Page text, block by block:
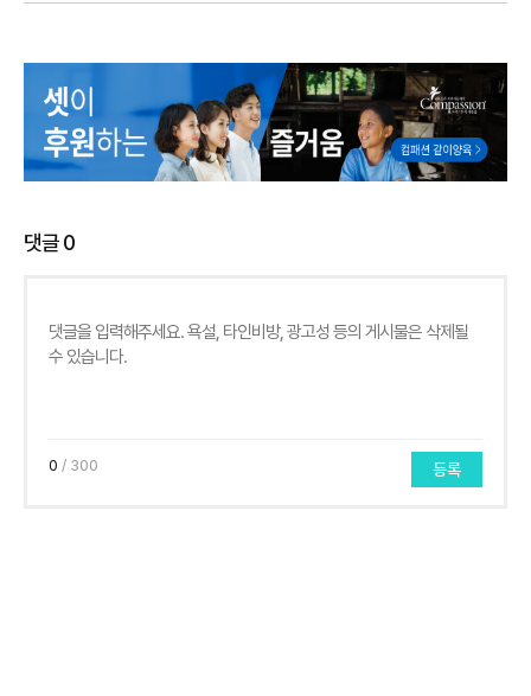
댓글0
0 / 300 등록